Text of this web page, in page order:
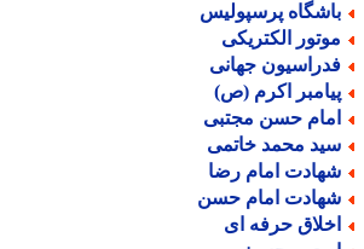
پرسپولیس
الکتریکی
جهانی
اکرم (ص)
حسن مجتبی
محمد خاتمی
امام رضا
امام حسن
حرفه ای